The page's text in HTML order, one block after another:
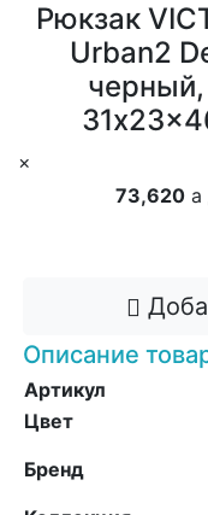
Рюкзак
Urban2
×
73,620 a
Описание
Артикул
Цвет
Бренд